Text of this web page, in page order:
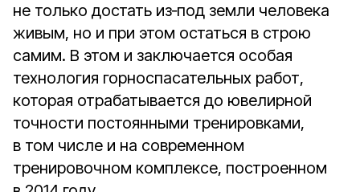
не только достать из‑под земли человека
живым, но и при этом остаться в строю
самим. В этом и заключается особая
технология горноспасательных работ,
которая отрабатывается до ювелирной
точности постоянными тренировками,
в том числе и на современном
тренировочном комплексе, построенном